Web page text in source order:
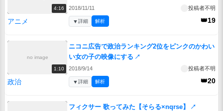
4:16 2018/11/11 投稿者不明
アニメ 👑19
▼詳細 解析
no image
1:10
ニコニ広告で政治ランキング2位をピンクのかわい
い女の子の映像にする ↗
2018/9/14 投稿者不明
政治 👑20
▼詳細 解析
フィクサー 歌ってみた【そらる×nqrse】 ↗